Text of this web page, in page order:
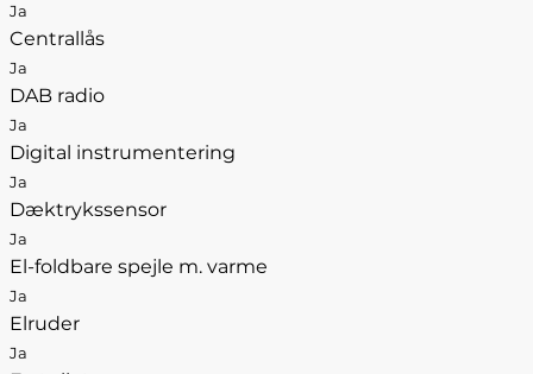
Ja
Centrallås
Ja
DAB radio
Ja
Digital instrumentering
Ja
Dæktrykssensor
Ja
El-foldbare spejle m. varme
Ja
Elruder
Ja